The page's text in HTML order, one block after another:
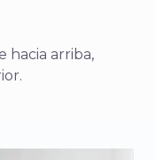
hacia arriba,